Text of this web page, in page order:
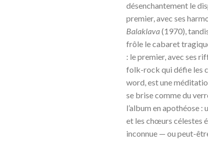
désenchantement le
premier, avec ses
Balaklava(1970),
frôle le cabaret
: le premier, avec ses
folk-rock qui défie les
word, est une
se brise comme du
l’album en apothéose
et les chœurs célestes
inconnue — ou peut-